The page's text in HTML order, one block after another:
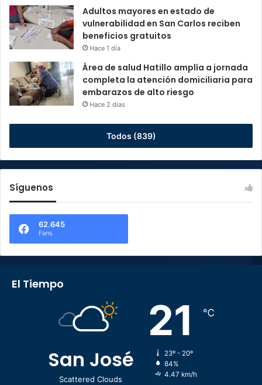
Adultos mayores en estado de
vulnerabilidad en San Carlos reciben
beneficios gratuitos
Hace 1 día
Área de salud Hatillo amplía a jornada
completa la atención domiciliaria para
embarazos de alto riesgo
Hace 2 días
Todos (839)
Síguenos
62.645
Fans
El Tiempo
San José
Scattered Clouds
21 ℃
23º - 20º
84%
4.47 km/h